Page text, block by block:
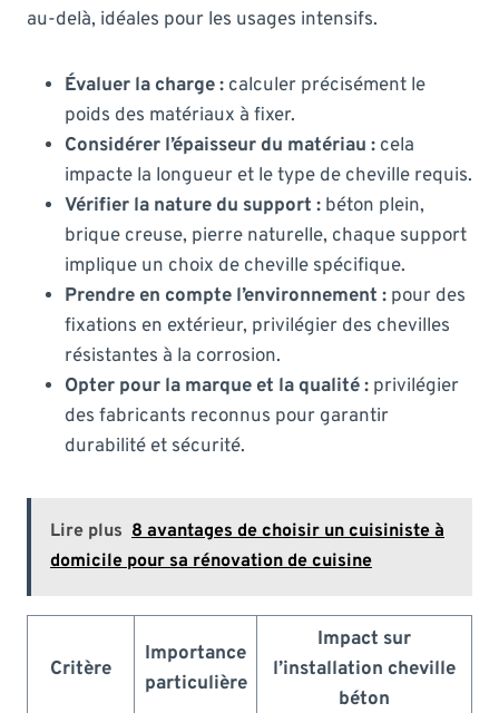
au-delà, idéales pour les usages intensifs.
Évaluer la charge : calculer précisément le
poids des matériaux à fixer.
Considérer l’épaisseur du matériau : cela
impacte la longueur et le type de cheville requis.
Vérifier la nature du support : béton plein,
brique creuse, pierre naturelle, chaque support
implique un choix de cheville spécifique.
Prendre en compte l’environnement : pour des
fixations en extérieur, privilégier des chevilles
résistantes à la corrosion.
Opter pour la marque et la qualité : privilégier
des fabricants reconnus pour garantir
durabilité et sécurité.
Lire plus 8 avantages de choisir un cuisiniste à
domicile pour sa rénovation de cuisine
Critère
Importance
particulière
Impact sur
l’installation cheville
béton